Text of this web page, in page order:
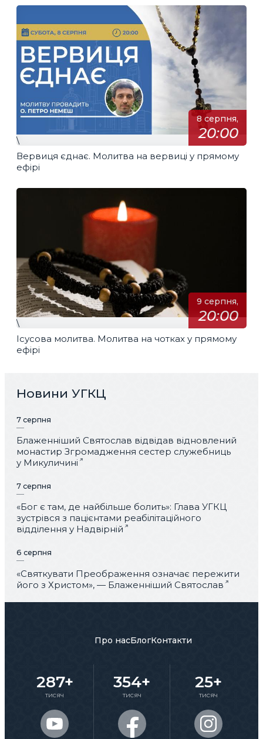
8 серпня,
20:00
\
Вервиця єднає. Молитва на вервиці у прямому
ефірі
9 серпня,
20:00
\
Ісусова молитва. Молитва на чотках у прямому
ефірі
Новини УГКЦ
7 серпня
Блаженніший Святослав відвідав відновлений
монастир Згромадження сестер служебниць
у Микуличині
7 серпня
«Бог є там, де найбільше болить»: Глава УГКЦ
зустрівся з пацієнтами реабілітаційного
відділення у Надвірній
6 серпня
«Святкувати Преображення означає пережити
його з Христом», — Блаженніший Святослав
Про насБлогКонтакти
287+
тисяч
354+
тисяч
25+
тисяч